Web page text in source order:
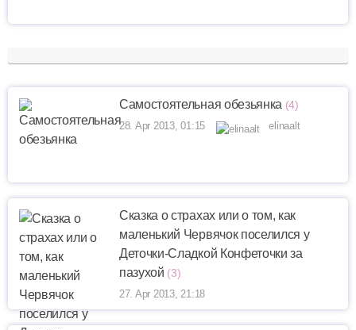
Самостоятельная обезьянка (4)
28. Apr 2013, 01:15 elinaalt
Сказка о страхах или о том, как
маленький Червячок поселился у
Деточки-Сладкой Конфеточки за
пазухой (3)
27. Apr 2013, 21:18